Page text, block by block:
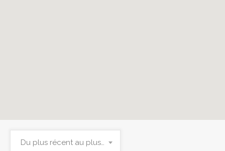
Du plus récent au plus ancien